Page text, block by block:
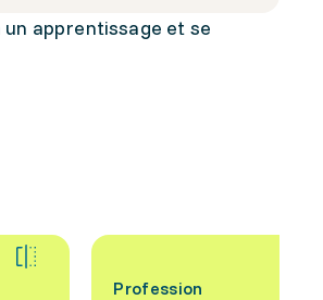
apprentissage et se
Profession